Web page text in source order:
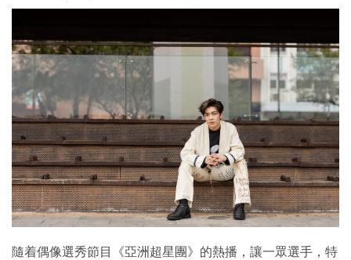
隨着偶像選秀節目《亞洲超星團》的熱播，讓一眾選手，特